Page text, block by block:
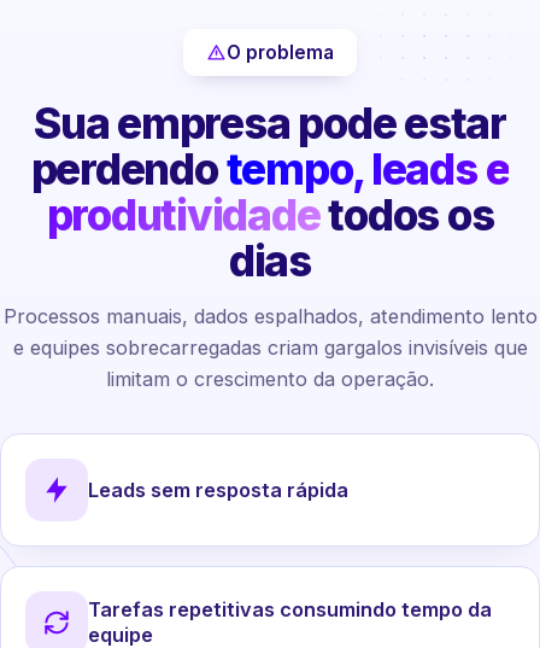
O problema
Sua empresa pode estar
perdendotempo, leads e
produtividadetodos os
dias
Processos manuais, dados espalhados, atendimento lento
e equipes sobrecarregadas criam gargalos invisíveis que
limitam o crescimento da operação.
Leads sem resposta rápida
Tarefas repetitivas consumindo tempo da
equipe